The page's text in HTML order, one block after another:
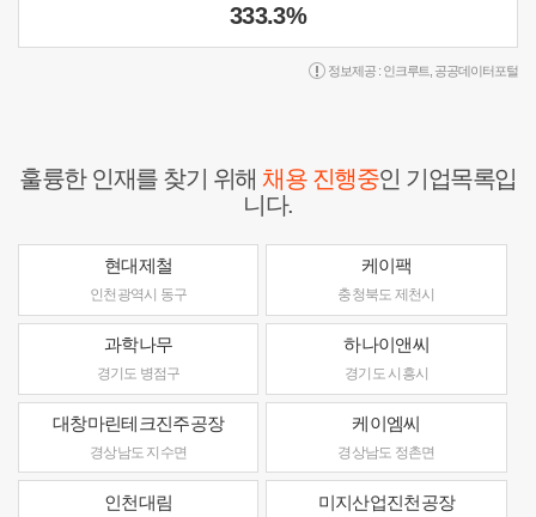
333.3%
정보제공 : 인크루트 공공데이터포털
훌륭한 인재를 찾기 위해채용 진행중인 기업목록입
니다.
현대제철
인천광역시 동구
케이팩
충청북도 제천시
과학나무
경기도 병점구
하나이앤씨
경기도 시흥시
대창마린테크진주공장
경상남도 지수면
케이엠씨
경상남도 정촌면
인천대림 미지산업진천공장